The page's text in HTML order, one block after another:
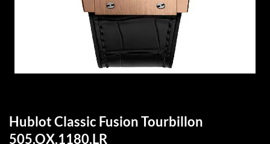
Hublot Classic Fusion Tourbillon
505.OX.1180.LR